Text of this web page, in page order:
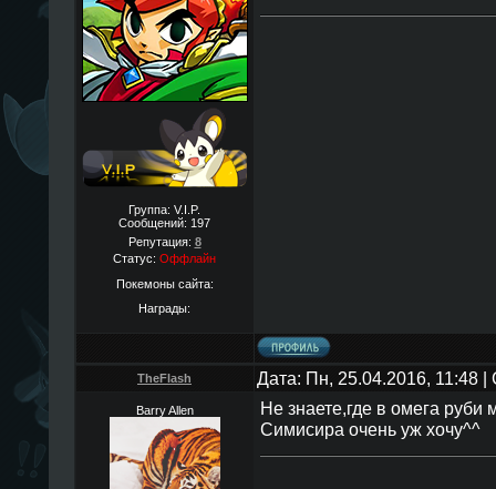
Группа: V.I.P.
Сообщений: 197
Репутация: 8
Статус: Оффлайн
Покемоны сайта:
Награды:
TheFlаsh Дата: Пн, 25.04.2016, 11:48
Barry Allen
Не знаете,где в омега руби
Симисира очень уж хочу^^